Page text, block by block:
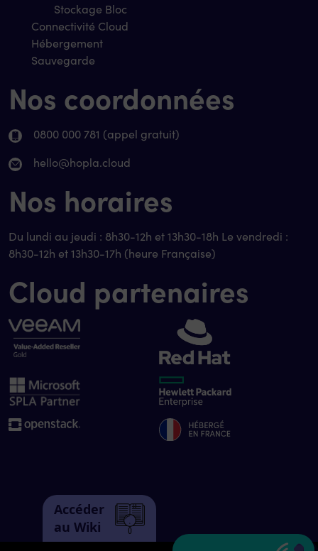
Stockage Bloc
Connectivité Cloud
Hébergement
Sauvegarde
Nos coordonnées
0800 000 781 (appel gratuit)
hello@hopla.cloud
Nos horaires
Du lundi au jeudi : 8h30-12h et 13h30-18h Le vendredi :
8h30-12h et 13h30-17h (heure Française)
Cloud partenaires
Accéder
au Wiki